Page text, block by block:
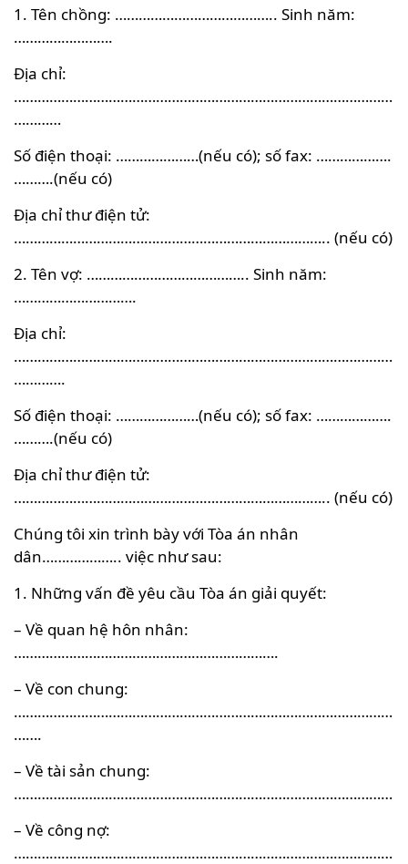
1. Tên chồng: ………………………………….. Sinh năm:
…………………….
Địa chỉ:
……………………………………………………………………………………
…………
Số điện thoại: …………………(nếu có); số fax: ……………….
……….(nếu có)
Địa chỉ thư điện tử:
…………………………………………………………………….. (nếu có)
2. Tên vợ: ………………………………….. Sinh năm:
………………………….
Địa chỉ:
……………………………………………………………………………………
………….
Số điện thoại: …………………(nếu có); số fax: ……………….
……….(nếu có)
Địa chỉ thư điện tử:
…………………………………………………………………….. (nếu có)
Chúng tôi xin trình bày với Tòa án nhân
dân……………….. việc như sau:
1. Những vấn đề yêu cầu Tòa án giải quyết:
– Về quan hệ hôn nhân:
………………………………………………………….
– Về con chung:
……………………………………………………………………………………
…….
– Về tài sản chung:
……………………………………………………………………………………
– Về công nợ:
……………………………………………………………………………………